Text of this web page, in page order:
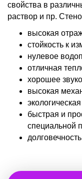
свойства в
раствор и пр.
высокая
стойкость к
нулевое
отличная
хорошее
высокая
быстрая и
специальной